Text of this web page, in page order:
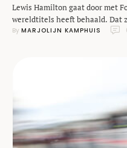
Lewis Hamilton gaat door met
wereldtitels heeft behaald. Dat
eerste dag van Web Summit in
werd naar Hamilton’s 5e
By MARJOLIJN KAMPHUIS